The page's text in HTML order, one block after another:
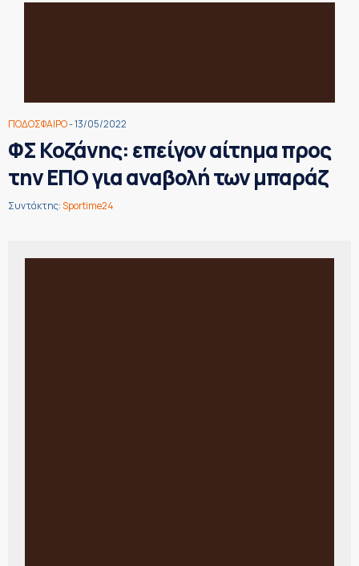
ΠΟΔΟΣΦΑΙΡΟ- 13/05/2022
ΦΣ Κοζάνης: επείγον αίτημα προς
την ΕΠΟ για αναβολή των μπαράζ
Συντάκτης:Sportime24